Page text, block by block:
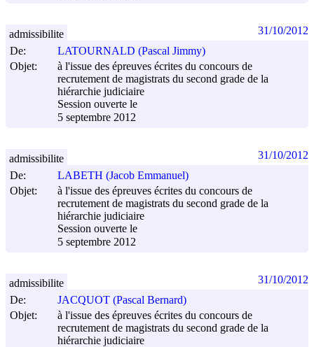
De:
LATOURNALD (Pascal Jimmy)
Objet:
à l'issue des épreuves écrites du concours de
recrutement de magistrats du second grade de la
hiérarchie judiciaire
Session ouverte le
5 septembre 2012
admissibilite 31/10/2012
De:
LABETH (Jacob Emmanuel)
Objet:
à l'issue des épreuves écrites du concours de
recrutement de magistrats du second grade de la
hiérarchie judiciaire
Session ouverte le
5 septembre 2012
admissibilite 31/10/2012
De:
JACQUOT (Pascal Bernard)
Objet:
à l'issue des épreuves écrites du concours de
recrutement de magistrats du second grade de la
hiérarchie judiciaire
admissibilite 31/10/2012